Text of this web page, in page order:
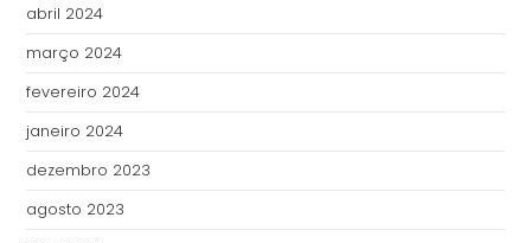
abril 2024
março 2024
fevereiro 2024
janeiro 2024
dezembro 2023
agosto 2023